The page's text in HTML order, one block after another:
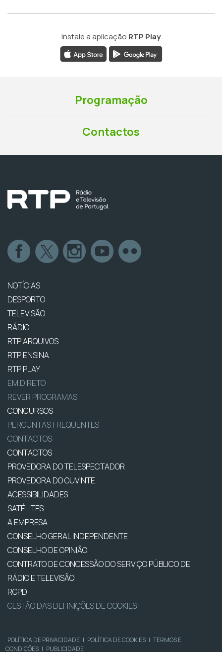
Instale a aplicação RTP Play
Programação
Contactos
NOTÍCIAS
DESPORTO
TELEVISÃO
RÁDIO
RTP ARQUIVOS
RTP ENSINA
RTP PLAY
EM DIRETO
REVER PROGRAMAS
CONCURSOS
PERGUNTAS FREQUENTES
CONTACTOS
CONTACTOS
PROVEDORA DO TELESPECTADOR
PROVEDORA DO OUVINTE
ACESSIBILIDADES
SATÉLITES
A EMPRESA
CONSELHO GERAL INDEPENDENTE
CONSELHO DE OPINIÃO
CONTRATO DE CONCESSÃO DO SERVIÇO PÚBLICO DE
RÁDIO E TELEVISÃO
RGPD
GESTÃO DAS DEFINIÇÕES DE COOKIES
POLÍTICA DE PRIVACIDADE | POLÍTICA DE COOKIES | TERMOS E
CONDIÇÕES | PUBLICIDADE